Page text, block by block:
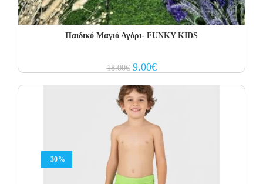
Παιδικό Μαγιό Αγόρι- FUNKY KIDS
18.00€ Original
price
18.00€.
9.00€Current
price
-30%